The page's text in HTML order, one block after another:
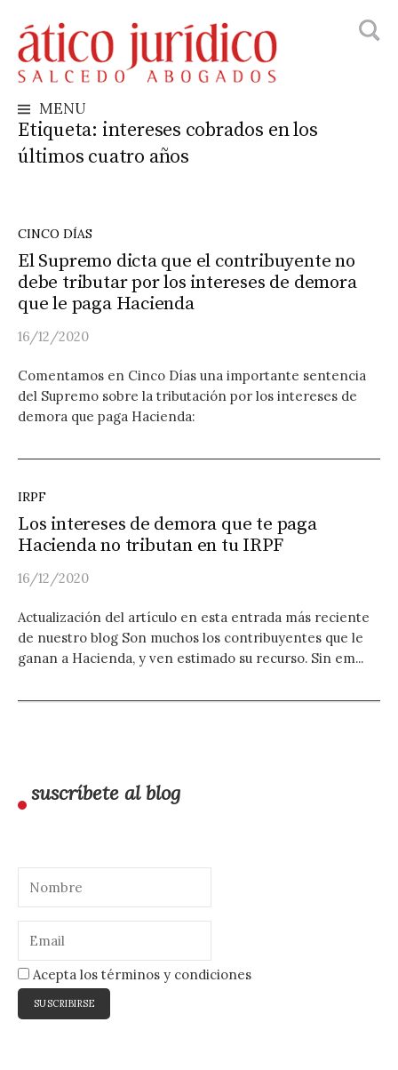
to
content
MENU
Etiqueta: intereses cobrados en los
últimos cuatro años
CINCO DÍAS
El Supremo dicta que el contribuyente no
debe tributar por los intereses de demora
que le paga Hacienda
16/12/2020
Comentamos en Cinco Días una importante sentencia
del Supremo sobre la tributación por los intereses de
demora que paga Hacienda:
IRPF
Los intereses de demora que te paga
Hacienda no tributan en tu IRPF
16/12/2020
Actualización del artículo en esta entrada más reciente
de nuestro blog Son muchos los contribuyentes que le
ganan a Hacienda, y ven estimado su recurso. Sin em...
suscríbete al blog
Acepta los términos y condiciones